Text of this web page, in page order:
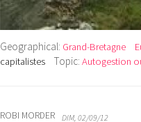
Geographical: Grand-Bretagne
capitalistes
Topic: Autogestion
ROBI MORDER DIM, 02/09/12